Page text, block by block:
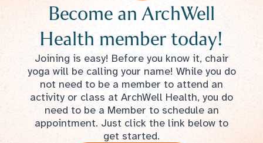
Become an ArchWell
Health member today!
Joining is easy! Before you know it, chair
yoga will be calling your name! While you do
not need to be a member to attend an
activity or class at ArchWell Health, you do
need to be a Member to schedule an
appointment. Just click the link below to
get started.